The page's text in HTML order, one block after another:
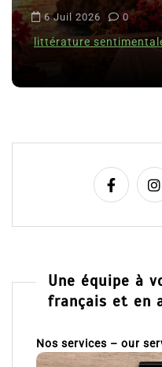
i
c
e
Clara Delcourt
Une équipe à
français et en
Nos services – our